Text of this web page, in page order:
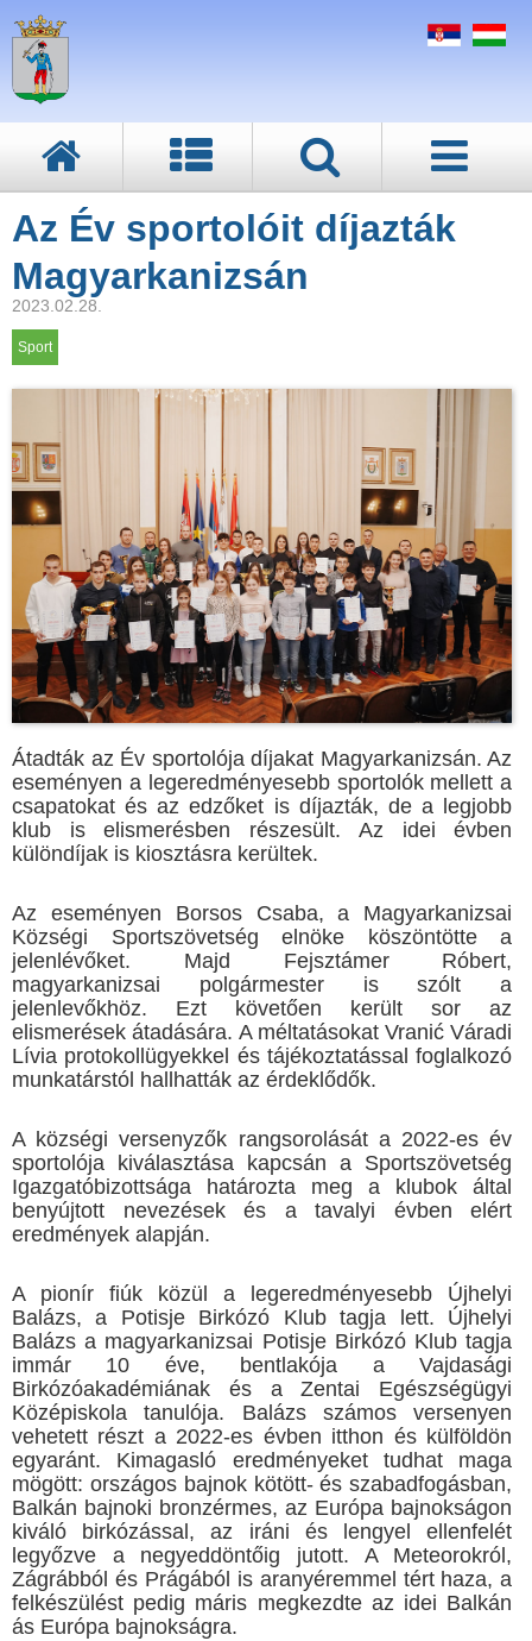
Az Év sportolóit díjazták
Magyarkanizsán
2023.02.28.
Sport
Átadták az Év sportolója díjakat Magyarkanizsán. Az
eseményen a legeredményesebb sportolók mellett a
csapatokat és az edzőket is díjazták, de a legjobb
klub is elismerésben részesült. Az idei évben
különdíjak is kiosztásra kerültek.
Az eseményen Borsos Csaba, a Magyarkanizsai
Községi Sportszövetség elnöke köszöntötte a
jelenlévőket. Majd Fejsztámer Róbert,
magyarkanizsai polgármester is szólt a
jelenlevőkhöz. Ezt követően került sor az
elismerések átadására. A méltatásokat Vranić Váradi
Lívia protokollügyekkel és tájékoztatással foglalkozó
munkatárstól hallhatták az érdeklődők.
A községi versenyzők rangsorolását a 2022-es év
sportolója kiválasztása kapcsán a Sportszövetség
Igazgatóbizottsága határozta meg a klubok által
benyújtott nevezések és a tavalyi évben elért
eredmények alapján.
A pionír fiúk közül a legeredményesebb Újhelyi
Balázs, a Potisje Birkózó Klub tagja lett. Újhelyi
Balázs a magyarkanizsai Potisje Birkózó Klub tagja
immár 10 éve, bentlakója a Vajdasági
Birkózóakadémiának és a Zentai Egészségügyi
Középiskola tanulója. Balázs számos versenyen
vehetett részt a 2022-es évben itthon és külföldön
egyaránt. Kimagasló eredményeket tudhat maga
mögött: országos bajnok kötött- és szabadfogásban,
Balkán bajnoki bronzérmes, az Európa bajnokságon
kiváló birkózással, az iráni és lengyel ellenfelét
legyőzve a negyeddöntőig jutott. A Meteorokról,
Zágrábból és Prágából is aranyéremmel tért haza, a
felkészülést pedig máris megkezdte az idei Balkán
ás Európa bajnokságra.